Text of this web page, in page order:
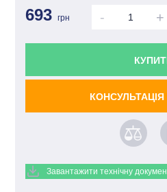
693 грн - +
Завантажити технічну